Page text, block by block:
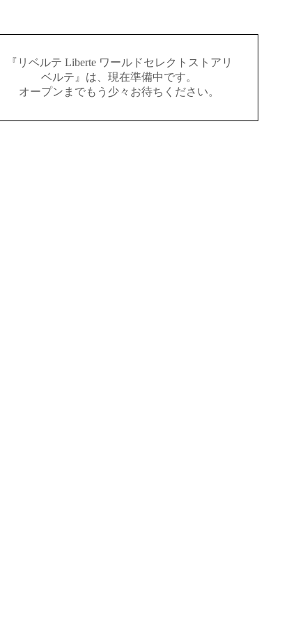
『リベルテ Liberte ワールドセレクトストアリ
ベルテ』は、現在準備中です。
オープンまでもう少々お待ちください。